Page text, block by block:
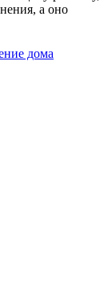
а оно
дома